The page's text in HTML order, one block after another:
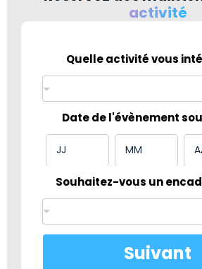
activité
Quelle activité vous
Date de l'évènement
?
é
è
n
e
m
Souhaitez-vous un
Suivant